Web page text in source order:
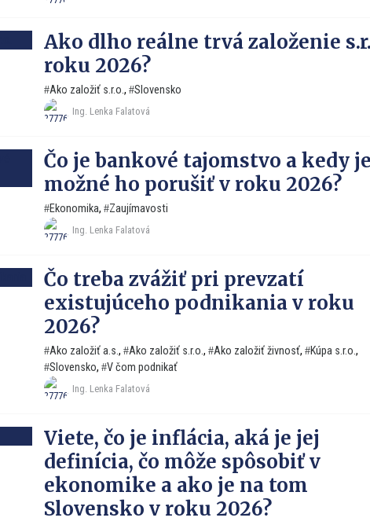
Ako dlho reálne trvá založenie
roku 2026?
Ako založiť s.r.o., Slovensko
Ing. Lenka Falatová
Čo je bankové tajomstvo a kedy je
možné ho porušiť v roku 2026?
Ekonomika, Zaujímavosti
Ing. Lenka Falatová
Čo treba zvážiť pri prevzatí
existujúceho podnikania v roku
2026?
Ako založiť a.s., Ako založiť s.r.o., Ako založiť živnosť, Kúpa s.r.o.,
Slovensko, V čom podnikať
Ing. Lenka Falatová
Viete, čo je inflácia, aká je jej
definícia, čo môže spôsobiť v
ekonomike a ako je na tom
Slovensko v roku 2026?